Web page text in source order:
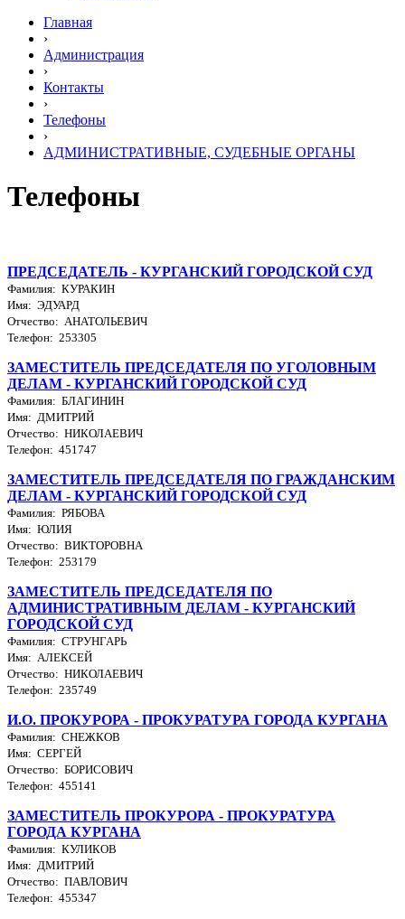
Главная
›
Администрация
›
Контакты
›
Телефоны
›
АДМИНИСТРАТИВНЫЕ, СУДЕБНЫЕ ОРГАНЫ
Телефоны
ПРЕДСЕДАТЕЛЬ - КУРГАНСКИЙ ГОРОДСКОЙ СУД
Фамилия: КУРАКИН
Имя: ЭДУАРД
Отчество: АНАТОЛЬЕВИЧ
Телефон: 253305
ЗАМЕСТИТЕЛЬ ПРЕДСЕДАТЕЛЯ ПО УГОЛОВНЫМ
ДЕЛАМ - КУРГАНСКИЙ ГОРОДСКОЙ СУД
Фамилия: БЛАГИНИН
Имя: ДМИТРИЙ
Отчество: НИКОЛАЕВИЧ
Телефон: 451747
ЗАМЕСТИТЕЛЬ ПРЕДСЕДАТЕЛЯ ПО ГРАЖДАНСКИМ
ДЕЛАМ - КУРГАНСКИЙ ГОРОДСКОЙ СУД
Фамилия: РЯБОВА
Имя: ЮЛИЯ
Отчество: ВИКТОРОВНА
Телефон: 253179
ЗАМЕСТИТЕЛЬ ПРЕДСЕДАТЕЛЯ ПО
АДМИНИСТРАТИВНЫМ ДЕЛАМ - КУРГАНСКИЙ
ГОРОДСКОЙ СУД
Фамилия: СТРУНГАРЬ
Имя: АЛЕКСЕЙ
Отчество: НИКОЛАЕВИЧ
Телефон: 235749
И.О. ПРОКУРОРА - ПРОКУРАТУРА ГОРОДА КУРГАНА
Фамилия: СНЕЖКОВ
Имя: СЕРГЕЙ
Отчество: БОРИСОВИЧ
Телефон: 455141
ЗАМЕСТИТЕЛЬ ПРОКУРОРА - ПРОКУРАТУРА
ГОРОДА КУРГАНА
Фамилия: КУЛИКОВ
Имя: ДМИТРИЙ
Отчество: ПАВЛОВИЧ
Телефон: 455347